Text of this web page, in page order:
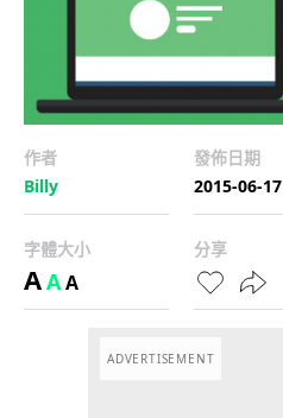
作者
Billy
發佈日期
2015-06-17
字體大小
AAA
分享
ADVERTISEMENT